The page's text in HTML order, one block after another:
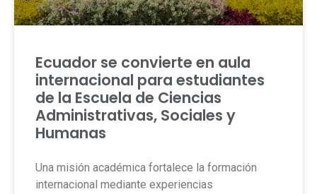
Ecuador se convierte en aula
internacional para estudiantes
de la Escuela de Ciencias
Administrativas, Sociales y
Humanas
Una misión académica fortalece la formación
internacional mediante experiencias